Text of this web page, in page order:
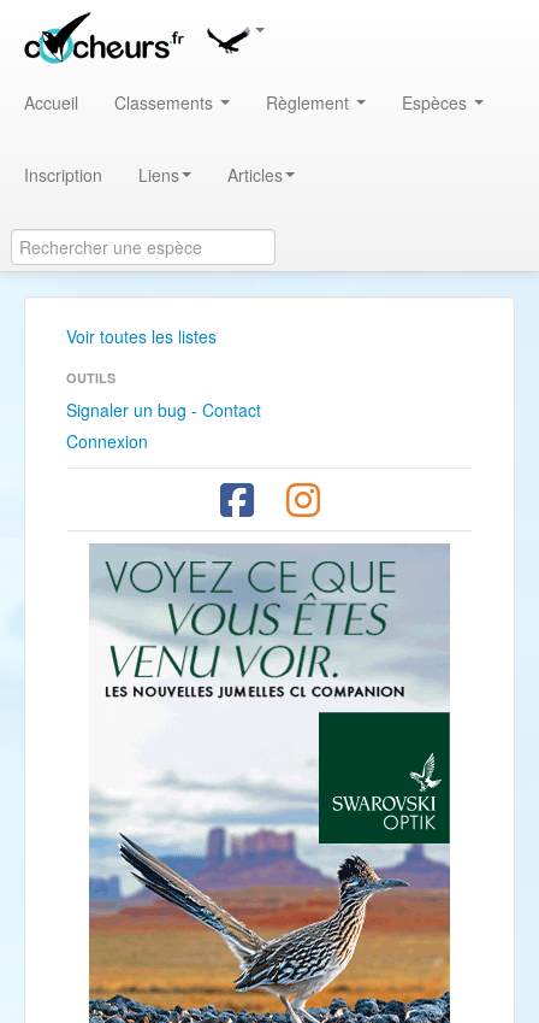
Accueil Classements Règlement Espèces
Inscription Liens Articles
Voir toutes les listes
OUTILS
Signaler un bug - Contact
Connexion